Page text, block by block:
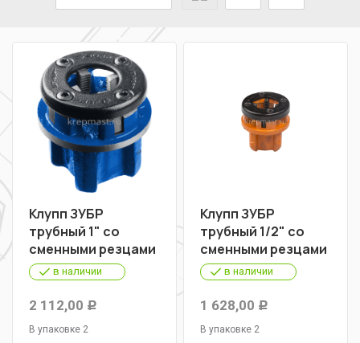
Клупп ЗУБР
трубный 1" со
сменными резцами
в наличии
2 112,00 Р
В упаковке 2
Клупп ЗУБР
трубный 1/2" со
сменными резцами
в наличии
1 628,00 Р
В упаковке 2